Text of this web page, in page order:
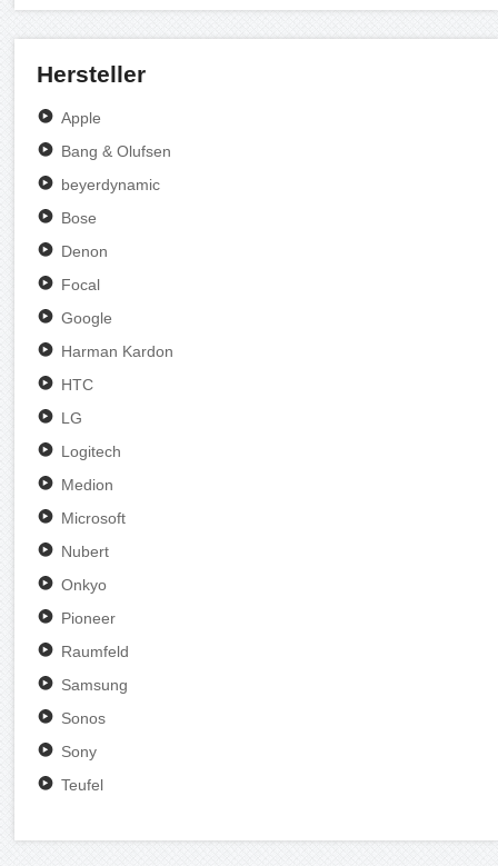
Hersteller
Apple
Bang & Olufsen
beyerdynamic
Bose
Denon
Focal
Google
Harman Kardon
HTC
LG
Logitech
Medion
Microsoft
Nubert
Onkyo
Pioneer
Raumfeld
Samsung
Sonos
Sony
Teufel